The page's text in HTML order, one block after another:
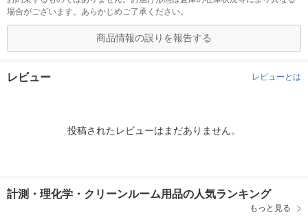
場合がございます。あらかじめご了承ください。
商品情報の誤りを報告する
レビュー レビューとは
投稿されたレビューはまだありません。
計測・理化学・クリーンルーム用品の人気ランキング
もっと見る